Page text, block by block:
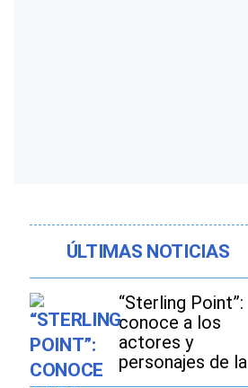
ÚLTIMAS NOTICIAS
“Sterling Point”:
conoce a los
actores y
personajes de la
nueva serie de